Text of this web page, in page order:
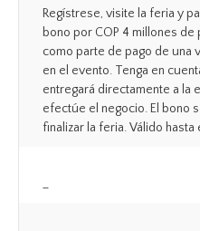
Regístrese, visite la feria y
bono por COP 4 millones
como parte de pago de una
en el evento. Tenga en
entregará directamente a la
efectúe el negocio. El bono
finalizar la feria. Válido hasta